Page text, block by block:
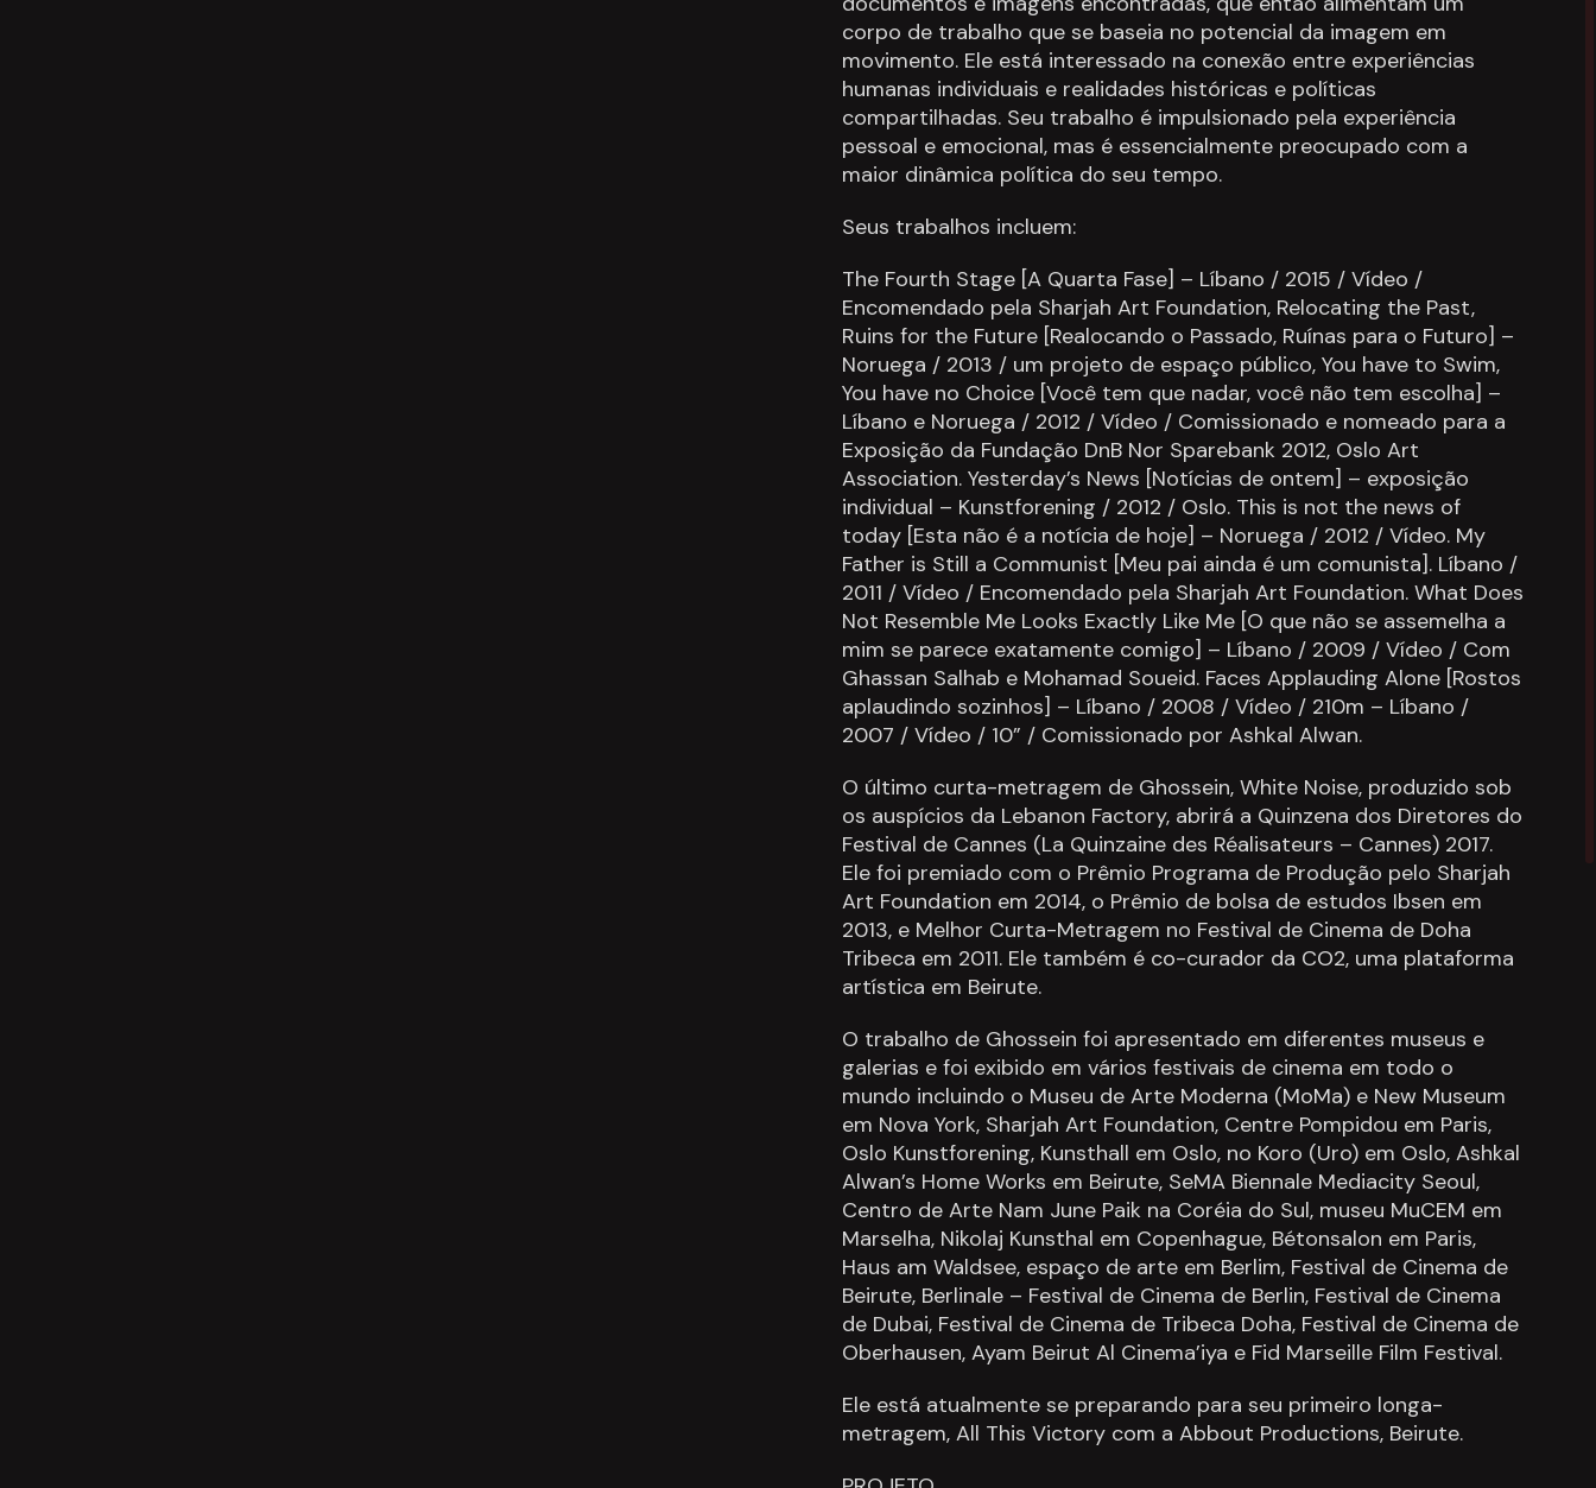
corpo de trabalho que se baseia no potencial da imagem em
movimento. Ele está interessado na conexão entre experiências
humanas individuais e realidades históricas e políticas
compartilhadas. Seu trabalho é impulsionado pela experiência
pessoal e emocional, mas é essencialmente preocupado com a
maior dinâmica política do seu tempo.
Seus trabalhos incluem:
The Fourth Stage [A Quarta Fase] – Líbano / 2015 / Vídeo /
Encomendado pela Sharjah Art Foundation, Relocating the Past,
Ruins for the Future [Realocando o Passado, Ruínas para o Futuro] –
Noruega / 2013 / um projeto de espaço público, You have to Swim,
You have no Choice [Você tem que nadar, você não tem escolha] –
Líbano e Noruega / 2012 / Vídeo / Comissionado e nomeado para a
Exposição da Fundação DnB Nor Sparebank 2012, Oslo Art
Association. Yesterday’s News [Notícias de ontem] – exposição
individual – Kunstforening / 2012 / Oslo. This is not the news of
today [Esta não é a notícia de hoje] – Noruega / 2012 / Vídeo. My
Father is Still a Communist [Meu pai ainda é um comunista]. Líbano /
2011 / Vídeo / Encomendado pela Sharjah Art Foundation. What Does
Not Resemble Me Looks Exactly Like Me [O que não se assemelha a
mim se parece exatamente comigo] – Líbano / 2009 / Vídeo / Com
Ghassan Salhab e Mohamad Soueid. Faces Applauding Alone [Rostos
aplaudindo sozinhos] – Líbano / 2008 / Vídeo / 210m – Líbano /
2007 / Vídeo / 10” / Comissionado por Ashkal Alwan.
O último curta-metragem de Ghossein, White Noise, produzido sob
os auspícios da Lebanon Factory, abrirá a Quinzena dos Diretores do
Festival de Cannes (La Quinzaine des Réalisateurs – Cannes) 2017.
Ele foi premiado com o Prêmio Programa de Produção pelo Sharjah
Art Foundation em 2014, o Prêmio de bolsa de estudos Ibsen em
2013, e Melhor Curta-Metragem no Festival de Cinema de Doha
Tribeca em 2011. Ele também é co-curador da CO2, uma plataforma
artística em Beirute.
O trabalho de Ghossein foi apresentado em diferentes museus e
galerias e foi exibido em vários festivais de cinema em todo o
mundo incluindo o Museu de Arte Moderna (MoMa) e New Museum
em Nova York, Sharjah Art Foundation, Centre Pompidou em Paris,
Oslo Kunstforening, Kunsthall em Oslo, no Koro (Uro) em Oslo, Ashkal
Alwan’s Home Works em Beirute, SeMA Biennale Mediacity Seoul,
Centro de Arte Nam June Paik na Coréia do Sul, museu MuCEM em
Marselha, Nikolaj Kunsthal em Copenhague, Bétonsalon em Paris,
Haus am Waldsee, espaço de arte em Berlim, Festival de Cinema de
Beirute, Berlinale – Festival de Cinema de Berlin, Festival de Cinema
de Dubai, Festival de Cinema de Tribeca Doha, Festival de Cinema de
Oberhausen, Ayam Beirut Al Cinema’iya e Fid Marseille Film Festival.
Ele está atualmente se preparando para seu primeiro longa-
metragem, All This Victory com a Abbout Productions, Beirute.